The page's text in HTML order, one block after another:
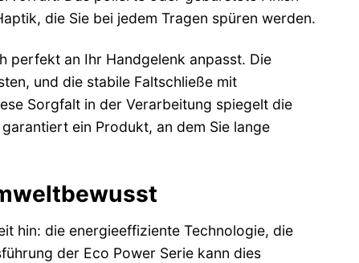
die Sie bei jedem Tragen spüren werden.
perfekt an Ihr Handgelenk anpasst. Die
und die stabile Faltschließe mit
Sorgfalt in der Verarbeitung spiegelt die
ein Produkt, an dem Sie lange
hin: die energieeffiziente Technologie, die
der Eco Power Serie kann dies